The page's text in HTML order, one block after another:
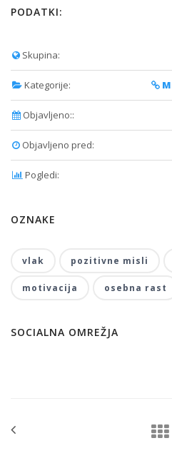
PODATKI:
Skupina:
Kategorije:
Objavljeno::
Objavljeno pred:
Pogledi:
OZNAKE
vlak pozitivne misli
motivacija osebna rast
SOCIALNA OMREŽJA